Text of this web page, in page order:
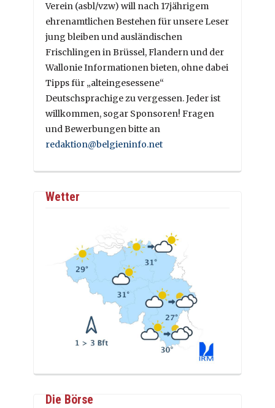
Verein (asbl/vzw) will nach 17jährigem
ehrenamtlichen Bestehen für unsere Leser
jung bleiben und ausländischen
Frischlingen in Brüssel, Flandern und der
Wallonie Informationen bieten, ohne dabei
Tipps für „alteingesessene“
Deutschsprachige zu vergessen. Jeder ist
willkommen, sogar Sponsoren! Fragen
und Bewerbungen bitte an
redaktion@belgieninfo.net
Wetter
Die Börse